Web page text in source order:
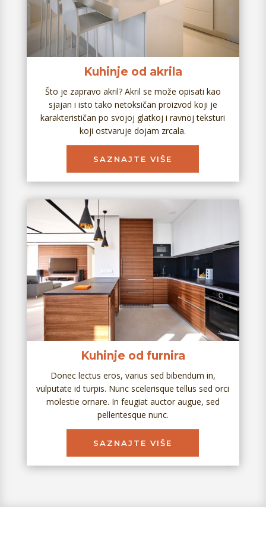
Kuhinje od akrila
Što je zapravo akril? Akril se može opisati kao
sjajan i isto tako netoksičan proizvod koji je
karakterističan po svojoj glatkoj i ravnoj teksturi
koji ostvaruje dojam zrcala.
SAZNAJTE VIŠE
Kuhinje od furnira
Donec lectus eros, varius sed bibendum in,
vulputate id turpis. Nunc scelerisque tellus sed orci
molestie ornare. In feugiat auctor augue, sed
pellentesque nunc.
SAZNAJTE VIŠE